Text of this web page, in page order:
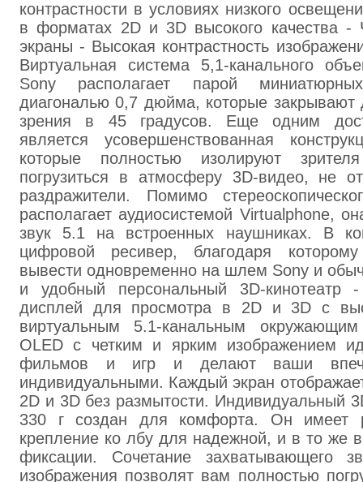
контрастности в условиях низкого
в форматах 2D и 3D высокого качества -
экраны - Высокая контрастность
Виртуальная система 5,1-канального
Sony располагает парой
диагональю 0,7 дюйма, которые закрывают
зрения в 45 градусов. Еще одним
является усовершенствованная
которые полностью изолируют
погрузиться в атмосферу 3D-видео, не
раздражители. Помимо
располагает аудиосистемой Virtualphone,
звук 5.1 на встроенных наушниках. В
цифровой ресивер, благодаря
вывести одновременно на шлем Sony и
и удобный персональный 3D-кинотеатр
дисплей для просмотра в 2D и 3D с
виртуальным 5.1-канальным
OLED с четким и ярким изображением
фильмов и игр и делают ваши
индивидуальными. Каждый экран
2D и 3D без размытости. Индивидуальный
330 г создан для комфорта. Он имеет
крепление ко лбу для надежной, и в то же
фиксации. Сочетание захватывающего
изображения позволят вам полностью